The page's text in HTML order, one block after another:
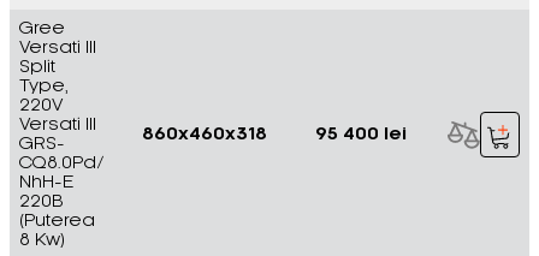
Gree
Versati III
Split
Type,
220V
Versati III
GRS-
CQ8.0Pd/
NhH-E
220В
(Puterea
8 Kw)
860x460x318 95 400 lei